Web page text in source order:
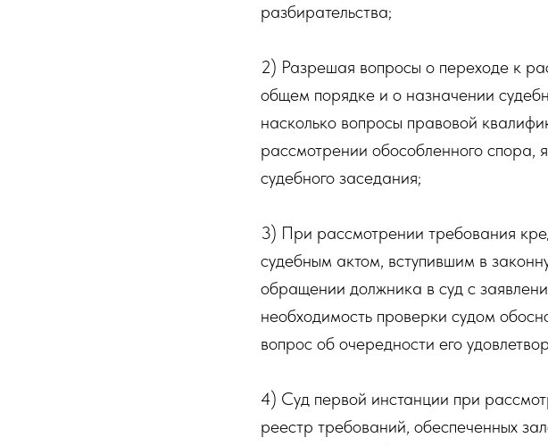
разбирательства;
2) Разрешая вопросы о переходе к
общем порядке и о назначении
насколько вопросы правовой
рассмотрении обособленного спора,
судебного заседания;
3) При рассмотрении требования
судебным актом, вступившим в
обращении должника в суд с
необходимость проверки судом
вопрос об очередности его
4) Суд первой инстанции при
реестр требований, обеспеченных